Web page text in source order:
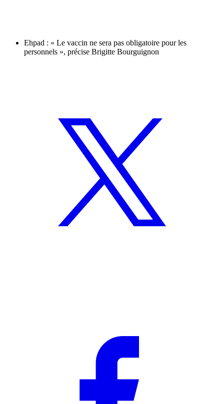
Ehpad : « Le vaccin ne sera pas obligatoire pour les
personnels », précise Brigitte Bourguignon